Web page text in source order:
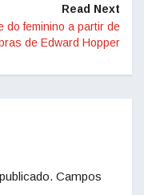
Read Next
do feminino a partir de
de Edward Hopper
Campos